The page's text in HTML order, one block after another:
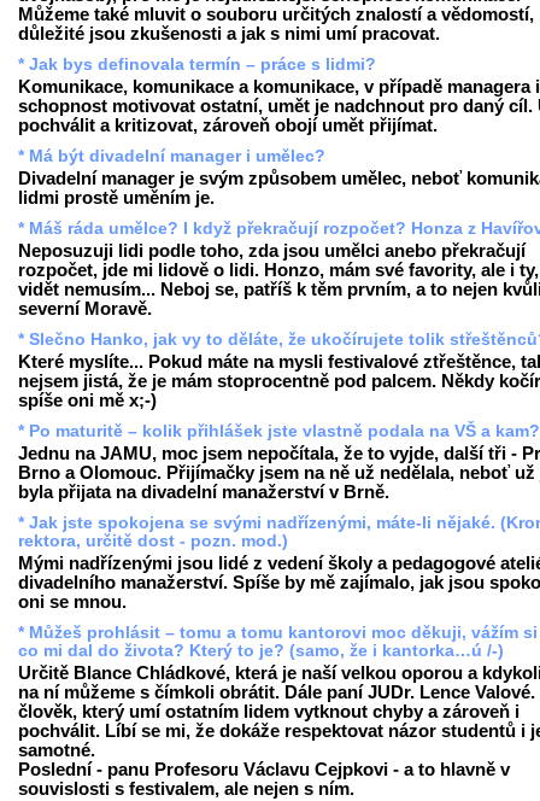
Můžeme také mluvit o souboru určitých znalostí a vědomostí,
důležité jsou zkušenosti a jak s nimi umí pracovat.
* Jak bys definovala termín – práce s lidmi?
Komunikace, komunikace a komunikace, v případě managera i
schopnost motivovat ostatní, umět je nadchnout pro daný cíl.
pochválit a kritizovat, zároveň obojí umět přijímat.
* Má být divadelní manager i umělec?
Divadelní manager je svým způsobem umělec, neboť
lidmi prostě uměním je.
* Máš ráda umělce? I když překračují rozpočet? Honza z
Neposuzuji lidi podle toho, zda jsou umělci anebo překračují
rozpočet, jde mi lidově o lidi. Honzo, mám své favority, ale i
vidět nemusím... Neboj se, patříš k těm prvním, a to nejen
severní Moravě.
* Slečno Hanko, jak vy to děláte, že ukočírujete tolik
Které myslíte... Pokud máte na mysli festivalové ztřeštěnce,
nejsem jistá, že je mám stoprocentně pod palcem. Někdy
spíše oni mě x;-)
* Po maturitě – kolik přihlášek jste vlastně podala na VŠ a kam?
Jednu na JAMU, moc jsem nepočítala, že to vyjde, další tři -
Brno a Olomouc. Přijímačky jsem na ně už nedělala, neboť už
byla přijata na divadelní manažerství v Brně.
* Jak jste spokojena se svými nadřízenými, máte-li nějaké.
rektora, určitě dost - pozn. mod.)
Mými nadřízenými jsou lidé z vedení školy a pedagogové
divadelního manažerství. Spíše by mě zajímalo, jak jsou
oni se mnou.
* Můžeš prohlásit – tomu a tomu kantorovi moc děkuji, vážím
co mi dal do života? Který to je? (samo, že i kantorka…ú /-)
Určitě Blance Chládkové, která je naší velkou oporou a
na ní můžeme s čímkoli obrátit. Dále paní JUDr. Lence Valové.
člověk, který umí ostatním lidem vytknout chyby a zároveň i
pochválit. Líbí se mi, že dokáže respektovat názor studentů i
samotné.
Poslední - panu Profesoru Václavu Cejpkovi - a to hlavně v
souvislosti s festivalem, ale nejen s ním.